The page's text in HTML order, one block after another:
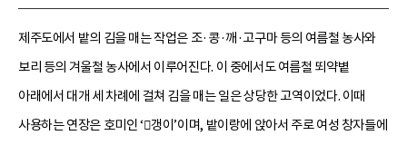
제주도에서 밭의 김을 매는 작업은 조·콩·깨·고구마 등의 여름철 농사와
보리 등의 겨울철 농사에서 이루어진다. 이 중에서도 여름철 뙤약볕
아래에서 대개 세 차례에 걸쳐 김을 매는 일은 상당한 고역이었다. 이때
사용하는 연장은 호미인 ‘갱이’이며, 밭이랑에 앉아서 주로 여성 창자들에